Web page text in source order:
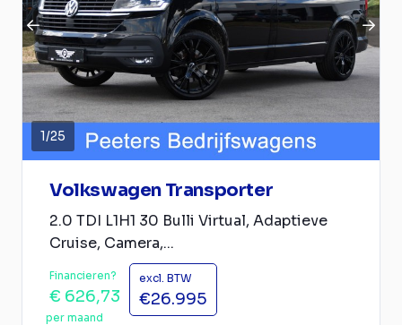
1/25
Volkswagen Transporter
2.0 TDI L1H1 30 Bulli Virtual, Adaptieve
Cruise, Camera,...
Financieren?
€ 626,73
per maand
excl. BTW
€26.995